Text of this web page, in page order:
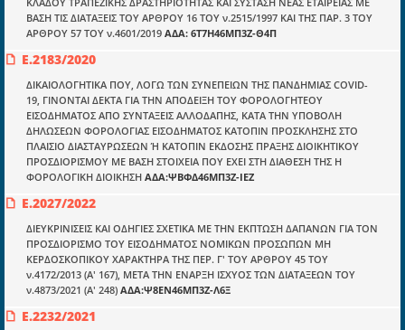
ΒΑΣΗ ΤΙΣ ΔΙΑΤΑΞΕΙΣ ΤΟΥ ΑΡΘΡΟΥ 16 ΤΟΥ ν.2515/1997 ΚΑΙ ΤΗΣ ΠΑΡ. 3 ΤΟΥ
ΑΡΘΡΟΥ 57 ΤΟΥ ν.4601/2019 ΑΔΑ: 6Τ7Η46ΜΠ3Ζ-Θ4Π
Ε.2183/2020
ΔΙΚΑΙΟΛΟΓΗΤΙΚΑ ΠΟΥ, ΛΟΓΩ ΤΩΝ ΣΥΝΕΠΕΙΩΝ ΤΗΣ ΠΑΝΔΗΜΙΑΣ COVID-
19, ΓΙΝΟΝΤΑΙ ΔΕΚΤΑ ΓΙΑ ΤΗΝ ΑΠΟΔΕΙΞΗ ΤΟΥ ΦΟΡΟΛΟΓΗΤΕΟΥ
ΕΙΣΟΔΗΜΑΤΟΣ ΑΠΟ ΣΥΝΤΑΞΕΙΣ ΑΛΛΟΔΑΠΗΣ, ΚΑΤΑ ΤΗΝ ΥΠΟΒΟΛΗ
ΔΗΛΩΣΕΩΝ ΦΟΡΟΛΟΓΙΑΣ ΕΙΣΟΔΗΜΑΤΟΣ ΚΑΤΟΠΙΝ ΠΡΟΣΚΛΗΣΗΣ ΣΤΟ
ΠΛΑΙΣΙΟ ΔΙΑΣΤΑΥΡΩΣΕΩΝ Ή ΚΑΤΟΠΙΝ ΕΚΔΟΣΗΣ ΠΡΑΞΗΣ ΔΙΟΙΚΗΤΙΚΟΥ
ΠΡΟΣΔΙΟΡΙΣΜΟΥ ΜΕ ΒΑΣΗ ΣΤΟΙΧΕΙΑ ΠΟΥ ΕΧΕΙ ΣΤΗ ΔΙΑΘΕΣΗ ΤΗΣ Η
ΦΟΡΟΛΟΓΙΚΗ ΔΙΟΙΚΗΣΗ ΑΔΑ:ΨΒΦΔ46ΜΠ3Ζ-ΙΕΖ
Ε.2027/2022
ΔΙΕΥΚΡΙΝΙΣΕΙΣ ΚΑΙ ΟΔΗΓΙΕΣ ΣΧΕΤΙΚΑ ΜΕ ΤΗΝ ΕΚΠΤΩΣΗ ΔΑΠΑΝΩΝ ΓΙΑ ΤΟΝ
ΠΡΟΣΔΙΟΡΙΣΜΟ ΤΟΥ ΕΙΣΟΔΗΜΑΤΟΣ ΝΟΜΙΚΩΝ ΠΡΟΣΩΠΩΝ ΜΗ
ΚΕΡΔΟΣΚΟΠΙΚΟΥ ΧΑΡΑΚΤΗΡΑ ΤΗΣ ΠΕΡ. Γ' ΤΟΥ ΑΡΘΡΟΥ 45 ΤΟΥ
ν.4172/2013 (Α' 167), ΜΕΤΑ ΤΗΝ ΕΝΑΡΞΗ ΙΣΧΥΟΣ ΤΩΝ ΔΙΑΤΑΞΕΩΝ ΤΟΥ
ν.4873/2021 (Α' 248) ΑΔΑ:Ψ8ΕΝ46ΜΠ3Ζ-Λ6Ξ
Ε.2232/2021
Ενότητες
Επικαιρότητα
E-book
Οδηγοί εκκαθάρισης
Νόμοι και προεδρικά διατάγματα
Υπουργικές αποφάσεις
Νομολογία και Γνωμοδοτήσεις ΝΣΚ
Πληροφορίες